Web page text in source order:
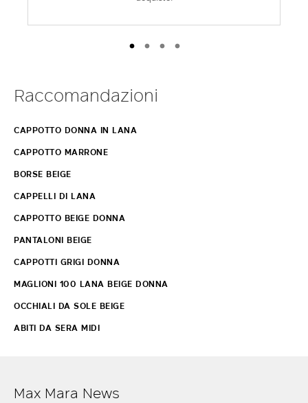
Raccomandazioni
CAPPOTTO DONNA IN LANA
CAPPOTTO MARRONE
BORSE BEIGE
CAPPELLI DI LANA
CAPPOTTO BEIGE DONNA
PANTALONI BEIGE
CAPPOTTI GRIGI DONNA
MAGLIONI 100 LANA BEIGE DONNA
OCCHIALI DA SOLE BEIGE
ABITI DA SERA MIDI
Max Mara News